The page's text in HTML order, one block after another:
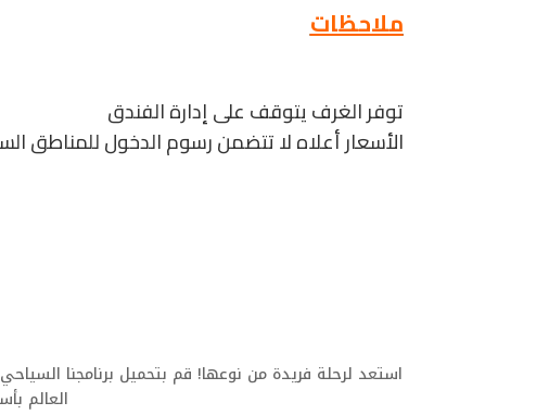
ملاحظات
توفر الغرف يتوقف على إدارة الفندق
الأسعار أعلاه لا تتضمن رسوم الدخول للمناطق
استعد لرحلة فريدة من نوعها! قم بتحميل برنامجنا
العالم